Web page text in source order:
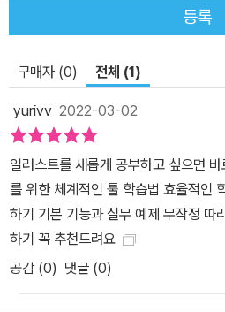
등록
구매자 (0) 전체 (1)
yurivv 2022-03-02
일러스트를 새롭게 공부하고 싶으면
를 위한 체계적인 툴 학습법 효율적인
하기 기본 기능과 실무 예제 무작정 따
하기 꼭 추천드려요
공감 (0) 댓글 (0)